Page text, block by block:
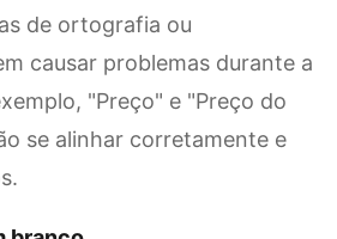
de ortografia ou
causar problemas durante a
"Preço" e "Preço do
se alinhar corretamente e